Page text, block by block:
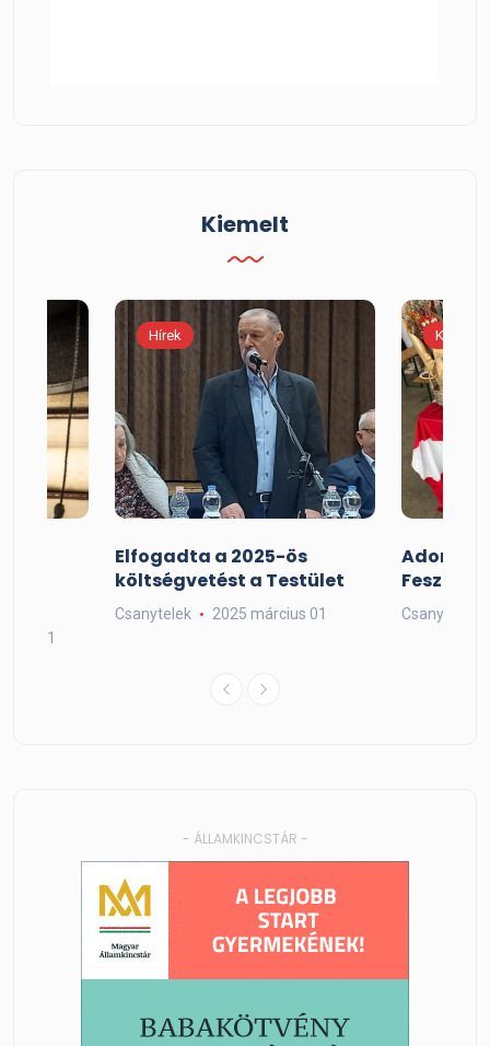
Kiemelt
01
Hírek
Elfogadta a 2025-ös
költségvetést a Testület
Csanytelek 2025 március 01
Kiemelt
Adorjáni
Fesztivál
Csanytelek
- ÁLLAMKINCSTÁR -